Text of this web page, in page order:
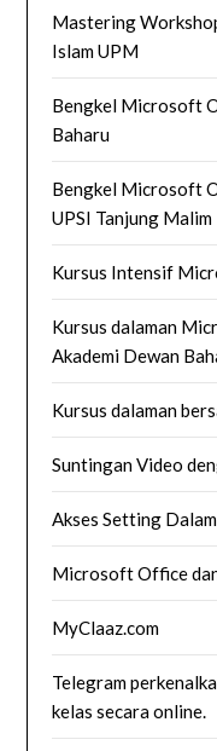
Mastering
Islam UPM
Bengkel Microsoft
Baharu
Bengkel Microsoft
UPSI Tanjung Malim
Kursus Intensif
Kursus dalaman
Akademi Dewan
Kursus dalaman
Suntingan Video
Akses Setting
Microsoft Office
MyClaaz.com
Telegram
kelas secara online.